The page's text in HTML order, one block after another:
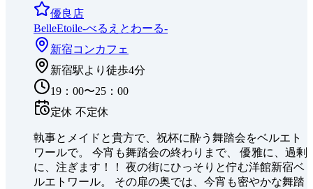
優良店
BelleEtoile-べるえとわーる-
新宿コンカフェ
新宿駅より徒歩4分
19：00〜25：00
定休 不定休
執事とメイドと貴方で、祝杯に酔う舞踏会をベルエト
ワールで。 今宵も舞踏会の終わりまで、 優雅に、過剰
に、注ぎます！！ 夜の街にひっそりと佇む洋館新宿ベ
ルエトワール。 その扉の奥では、今宵も密やかな舞踏